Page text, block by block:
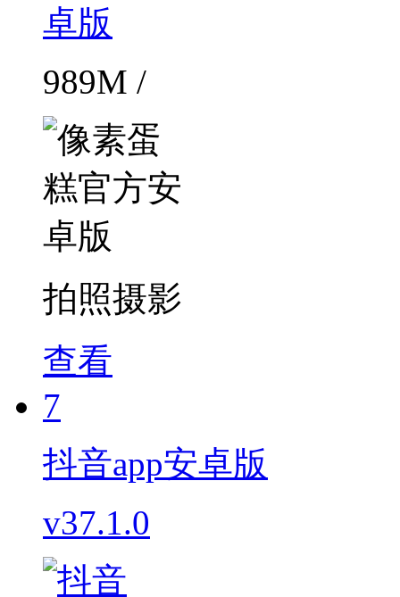
989M /
拍照摄影
查看
7
抖音app安卓版
v37.1.0